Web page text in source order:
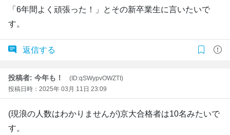
「6年間よく頑張った！」とその新卒業生に言いたいで
す。
返信する
投稿者: 今年も！
(ID:qSWypvOWZTI)
投稿日時：2025年 03月 11日 23:09
(現浪の人数はわかりませんが)京大合格者は10名みたいで
す。